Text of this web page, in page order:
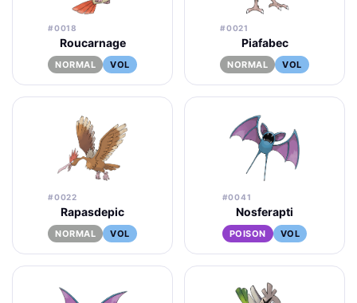
#0018
Roucarnage
NORMAL VOL
#0021
Piafabec
NORMAL VOL
#0022
Rapasdepic
NORMAL VOL
#0041
Nosferapti
POISON VOL